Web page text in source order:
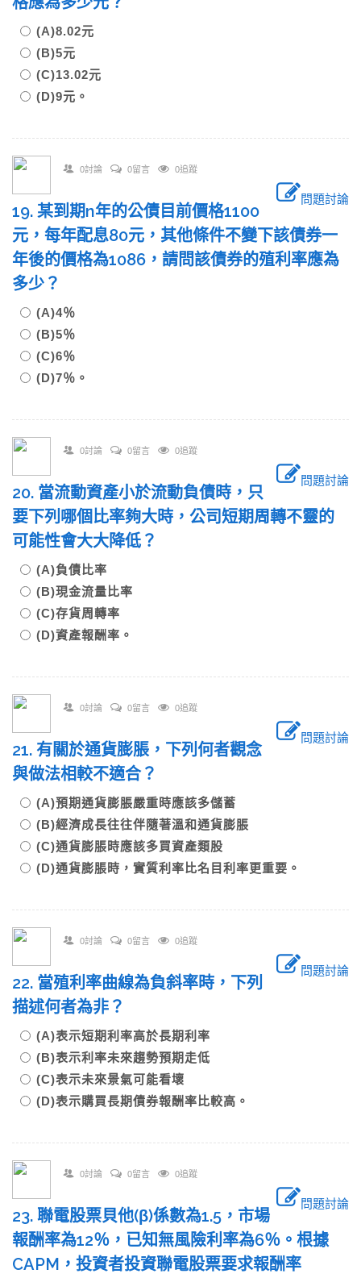
(A)8.02元
(B)5元
(C)13.02元
(D)9元。
0討論 0留言 0追蹤
問題討論
19. 某到期n年的公債目前價格1100
元，每年配息80元，其他條件不變下該債券一
年後的價格為1086，請問該債券的殖利率應為
多少？
(A)4％
(B)5％
(C)6％
(D)7％。
0討論 0留言 0追蹤
問題討論
20. 當流動資產小於流動負債時，只
要下列哪個比率夠大時，公司短期周轉不靈的
可能性會大大降低？
(A)負債比率
(B)現金流量比率
(C)存貨周轉率
(D)資產報酬率。
0討論 0留言 0追蹤
問題討論
21. 有關於通貨膨脹，下列何者觀念
與做法相較不適合？
(A)預期通貨膨脹嚴重時應該多儲蓄
(B)經濟成長往往伴隨著溫和通貨膨脹
(C)通貨膨脹時應該多買資產類股
(D)通貨膨脹時，實質利率比名目利率更重要。
0討論 0留言 0追蹤
問題討論
22. 當殖利率曲線為負斜率時，下列
描述何者為非？
(A)表示短期利率高於長期利率
(B)表示利率未來趨勢預期走低
(C)表示未來景氣可能看壞
(D)表示購買長期債券報酬率比較高。
0討論 0留言 0追蹤
問題討論
23. 聯電股票貝他(β)係數為1.5，市場
報酬率為12％，已知無風險利率為6％。根據
CAPM，投資者投資聯電股票要求報酬率